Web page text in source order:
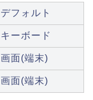
デフォルト
キーボード
画面(端末)
画面(端末)